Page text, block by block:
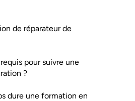
de réparateur de
pour suivre une
?
dure une formation en